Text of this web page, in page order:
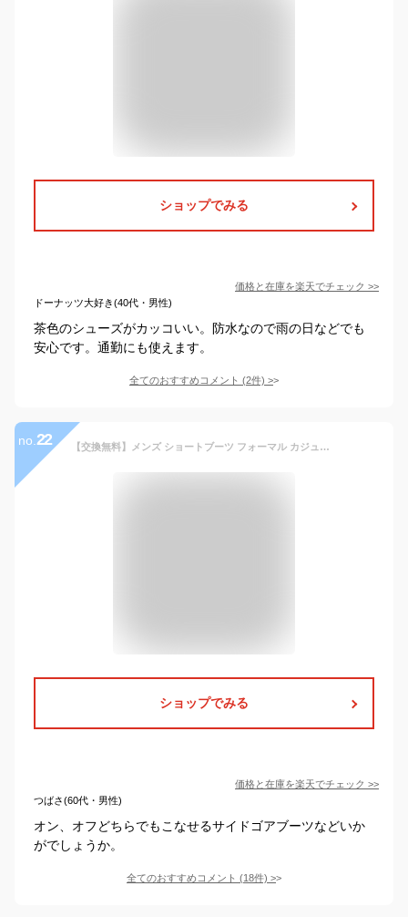
ショップでみる
価格と在庫を楽天でチェック >>
ドーナッツ大好き(40代・男性)
茶色のシューズがカッコいい。防水なので雨の日などでも
安心です。通勤にも使えます。
全てのおすすめコメント (2件) >
no. 22 【交換無料】メンズ ショートブーツ フォーマル カジュアル ギフト 天然牛革 本革 防寒 幅広 甲高 男性 チェルシーブーツ ビジネスシューズ サイドゴアブーツ 紳士靴ドレスアンクルブーツ ドレス 靴 ブラック ブラウン 皮靴 スーツ 疲れない 短靴 走れる リクルート 仕事 3E
ショップでみる
価格と在庫を楽天でチェック >>
つばさ(60代・男性)
オン、オフどちらでもこなせるサイドゴアブーツなどいか
がでしょうか。
全てのおすすめコメント (18件) >